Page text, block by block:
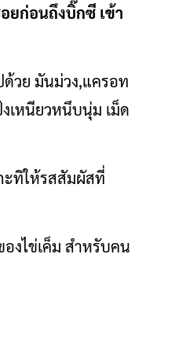
ยก่อนถึงบิ๊กซี เข้า
วย มันม่วง,แครอท
เหนียวหนึบนุ่ม เม็ด
ทิให้รสสัมผัสที่
งไข่เค็ม สำหรับคน